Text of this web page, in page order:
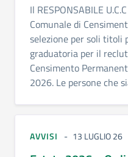
Il RESPONSABILE
Comunale di
selezione per soli titoli
graduatoria per il
Censimento
2026. Le persone che
AVVISI 13 LUGLIO 26